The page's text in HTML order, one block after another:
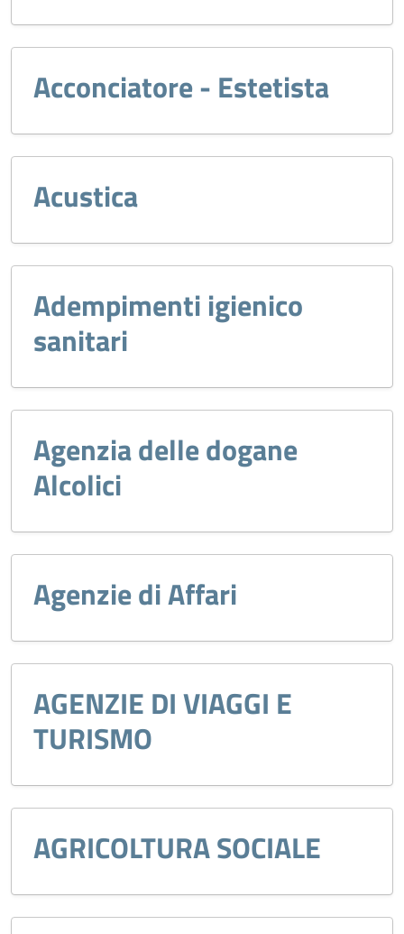
Acconciatore - Estetista
Acustica
Adempimenti igienico
sanitari
Agenzia delle dogane
Alcolici
Agenzie di Affari
AGENZIE DI VIAGGI E
TURISMO
AGRICOLTURA SOCIALE